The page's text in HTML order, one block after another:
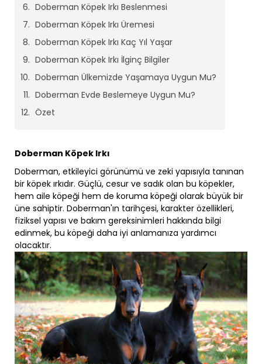
Doberman Köpek Irkı Beslenmesi
Doberman Köpek Irkı Üremesi
Doberman Köpek Irkı Kaç Yıl Yaşar
Doberman Köpek Irkı İlginç Bilgiler
Doberman Ülkemizde Yaşamaya Uygun Mu?
Doberman Evde Beslemeye Uygun Mu?
Özet
Doberman Köpek Irkı
Doberman, etkileyici görünümü ve zeki yapısıyla tanınan
bir köpek ırkıdır. Güçlü, cesur ve sadık olan bu köpekler,
hem aile köpeği hem de koruma köpeği olarak büyük bir
üne sahiptir. Doberman'ın tarihçesi, karakter özellikleri,
fiziksel yapısı ve bakım gereksinimleri hakkında bilgi
edinmek, bu köpeği daha iyi anlamanıza yardımcı
olacaktır.